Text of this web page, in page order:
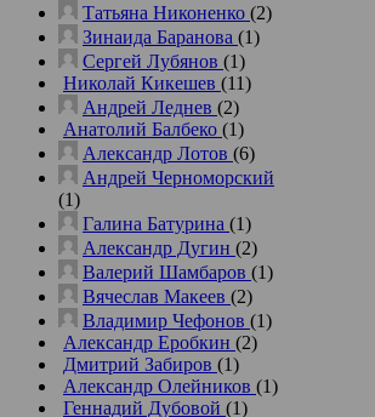
Татьяна Никоненко (2)
Зинаида Баранова (1)
Сергей Лубянов (1)
Николай Кикешев (11)
Андрей Леднев (2)
Анатолий Балбеко (1)
Александр Лотов (6)
Андрей Черноморский
(1)
Галина Батурина (1)
Александр Дугин (2)
Валерий Шамбаров (1)
Вячеслав Макеев (2)
Владимир Чефонов (1)
Александр Еробкин (2)
Дмитрий Забиров (1)
Александр Олейников (1)
Геннадий Дубовой (1)